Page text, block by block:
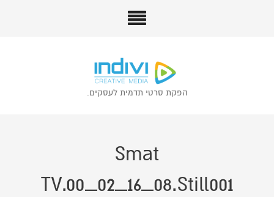
הפקת סרטי תדמית לעסקים.
Smat
TV.00_02_16_08.Still001